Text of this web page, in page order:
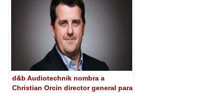
d&b Audiotechnik nombra a
Christian Orcin director general para